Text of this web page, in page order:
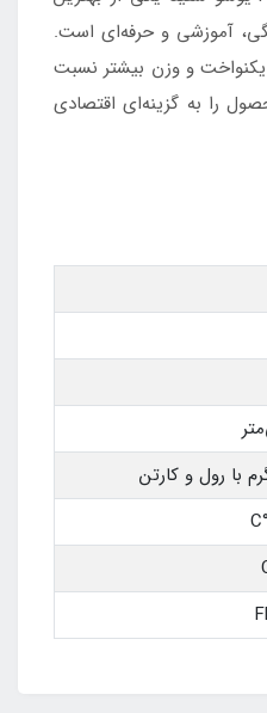
آموزشی و حرفه‌ای است.
و وزن بیشتر نسبت
را به گزینه‌ای اقتصادی